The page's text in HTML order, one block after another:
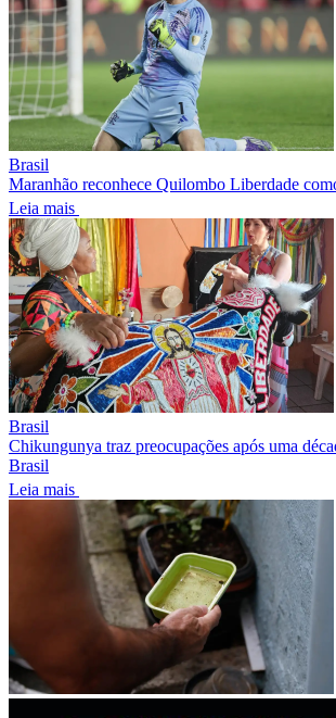
Brasil
Maranhão reconhece Quilombo Liberdade
Leia mais
Brasil
Chikungunya traz preocupações após uma
Brasil
Leia mais